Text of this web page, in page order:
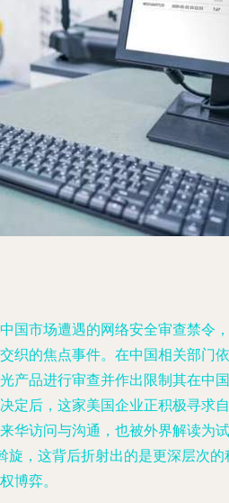
国市场遭遇的网络安全审查禁令，
织的焦点事件。在中国相关部门依
产品进行审查并作出限制其在中国
定后，这家美国企业正积极寻求自
华访问与沟通，也被外界解读为试
旋，这背后折射出的是更深层次的
博弈。